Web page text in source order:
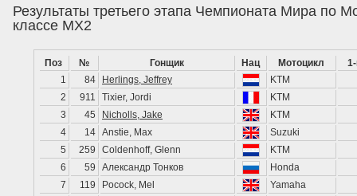
Результаты третьего этапа Чемпионата Мира по
классе MX2
Поз № Гонщик Нац Мотоцикл
1
84 Herlings, Jeffrey
KTM
2
911 Tixier, Jordi
KTM
3
45 Nicholls, Jake
KTM
4
14 Anstie, Max
Suzuki
5
259 Coldenhoff, Glenn
KTM
6
59 Александр Тонков
Honda
7
119 Pocock, Mel
Yamaha